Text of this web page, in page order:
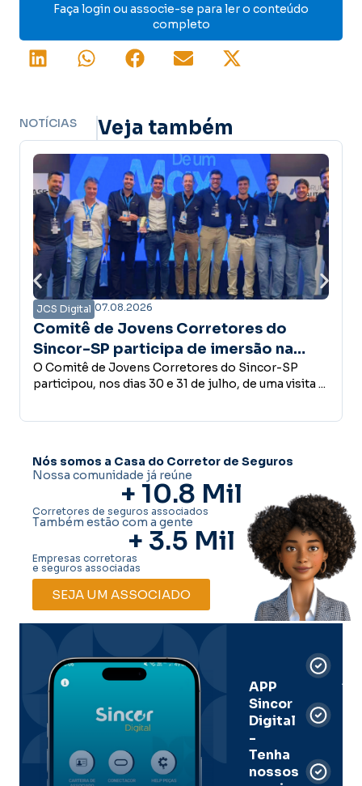
Faça login ou associe-se para ler o conteúdo
completo
NOTÍCIAS Veja também
Corretores do
de imersão na
estrutura do Grupo
Corretores do Sincor-SP
e 31 de julho, de uma visita ...
Campanha
confiança é a base
desenvolvimento
Empreender, investir,
conceder crédito ou
Nós somos a Casa do Corretor de Seguros
Nossa comunidade já reúne
+ 10.8 Mil
Corretores de seguros associados
Também estão com a gente
+ 3.5 Mil
Empresas corretoras
e seguros associadas
SEJA UM ASSOCIADO
APP
Sincor
Digital
-
Tenha
nossos